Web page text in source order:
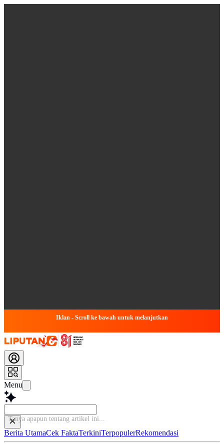
Iklan - Scroll ke bawah untuk melanjutkan
Menu
Berita UtamaCek FaktaTerkiniTerpopulerRekomendasi